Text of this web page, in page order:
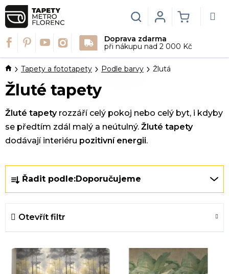
Přejít
na
obsah
Doprava zdarma
při nákupu nad 2 000 Kč
Hledat
KOŠÍK
Login
DomůTapety a fototapety Podle barvy Žlutá
Žluté tapety
Žluté tapetyrozzáří celý pokoj nebo celý byt, i kdyby
se předtím zdál malý a neútulný. Žluté tapety
dodávají interiéru pozitivní energii.
a
z
e
n
p
Řadit podle:Doporučujeme
Otevřít filtr
V